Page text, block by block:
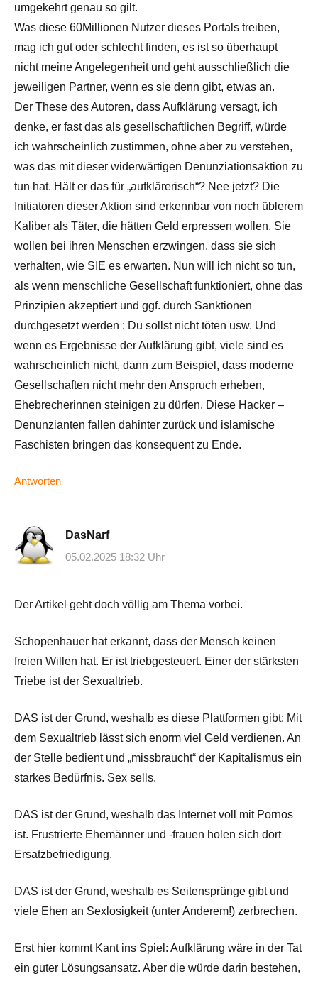
umgekehrt genau so gilt.
Was diese 60Millionen Nutzer dieses Portals treiben,
mag ich gut oder schlecht finden, es ist so überhaupt
nicht meine Angelegenheit und geht ausschließlich die
jeweiligen Partner, wenn es sie denn gibt, etwas an.
Der These des Autoren, dass Aufklärung versagt, ich
denke, er fast das als gesellschaftlichen Begriff, würde
ich wahrscheinlich zustimmen, ohne aber zu verstehen,
was das mit dieser widerwärtigen Denunziationsaktion zu
tun hat. Hält er das für „aufklärerisch“? Nee jetzt? Die
Initiatoren dieser Aktion sind erkennbar von noch üblerem
Kaliber als Täter, die hätten Geld erpressen wollen. Sie
wollen bei ihren Menschen erzwingen, dass sie sich
verhalten, wie SIE es erwarten. Nun will ich nicht so tun,
als wenn menschliche Gesellschaft funktioniert, ohne das
Prinzipien akzeptiert und ggf. durch Sanktionen
durchgesetzt werden : Du sollst nicht töten usw. Und
wenn es Ergebnisse der Aufklärung gibt, viele sind es
wahrscheinlich nicht, dann zum Beispiel, dass moderne
Gesellschaften nicht mehr den Anspruch erheben,
Ehebrecherinnen steinigen zu dürfen. Diese Hacker –
Denunzianten fallen dahinter zurück und islamische
Faschisten bringen das konsequent zu Ende.
Antworten
DasNarf
05.02.2025 18:32 Uhr
Der Artikel geht doch völlig am Thema vorbei.
Schopenhauer hat erkannt, dass der Mensch keinen
freien Willen hat. Er ist triebgesteuert. Einer der stärksten
Triebe ist der Sexualtrieb.
DAS ist der Grund, weshalb es diese Plattformen gibt: Mit
dem Sexualtrieb lässt sich enorm viel Geld verdienen. An
der Stelle bedient und „missbraucht“ der Kapitalismus ein
starkes Bedürfnis. Sex sells.
DAS ist der Grund, weshalb das Internet voll mit Pornos
ist. Frustrierte Ehemänner und -frauen holen sich dort
Ersatzbefriedigung.
DAS ist der Grund, weshalb es Seitensprünge gibt und
viele Ehen an Sexlosigkeit (unter Anderem!) zerbrechen.
Erst hier kommt Kant ins Spiel: Aufklärung wäre in der Tat
ein guter Lösungsansatz. Aber die würde darin bestehen,